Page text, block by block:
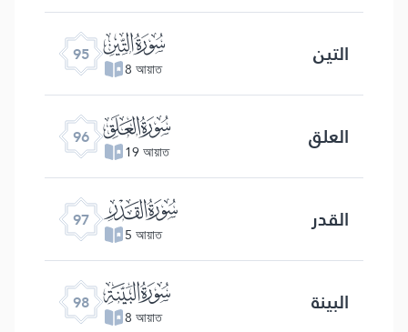
95 ﰌ
8 আয়াত التین
96 ﰍ
19 আয়াত العلق
97 ﰎ
5 আয়াত القدر
98 ﰏ
8 আয়াত البینة